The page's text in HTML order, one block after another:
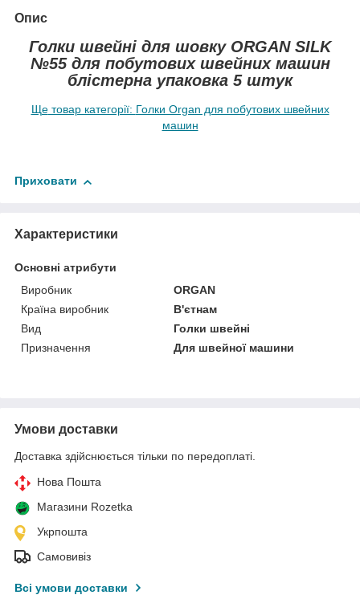
Опис
Голки швейні для шовку ORGAN SILK
№55 для побутових швейних машин
блістерна упаковка 5 штук
Щетовар категорії: Голки Organ для побутових швейних
машин
Приховати
Характеристики
Основні атрибути
Виробник
ORGAN
Країна виробник
В'єтнам
Вид
Голки швейні
Призначення
Для швейної машини
Умови доставки
Доставка здійснюється тільки по передоплаті.
Нова Пошта
Магазини Rozetka
Укрпошта
Самовивіз
Всі умови доставки